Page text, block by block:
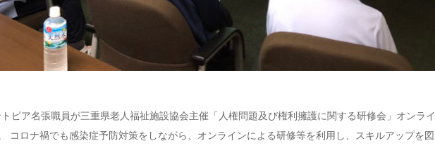
ピア名張職員が三重県老人福祉施設協会主催「人権問題及び権利擁護に関する研修会」オンライ
コロナ禍でも感染症予防対策をしながら、オンラインによる研修等を利用し、スキルアップを図